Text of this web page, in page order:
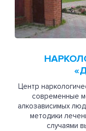
Центр
современные
алкозависимых
методики
случаями